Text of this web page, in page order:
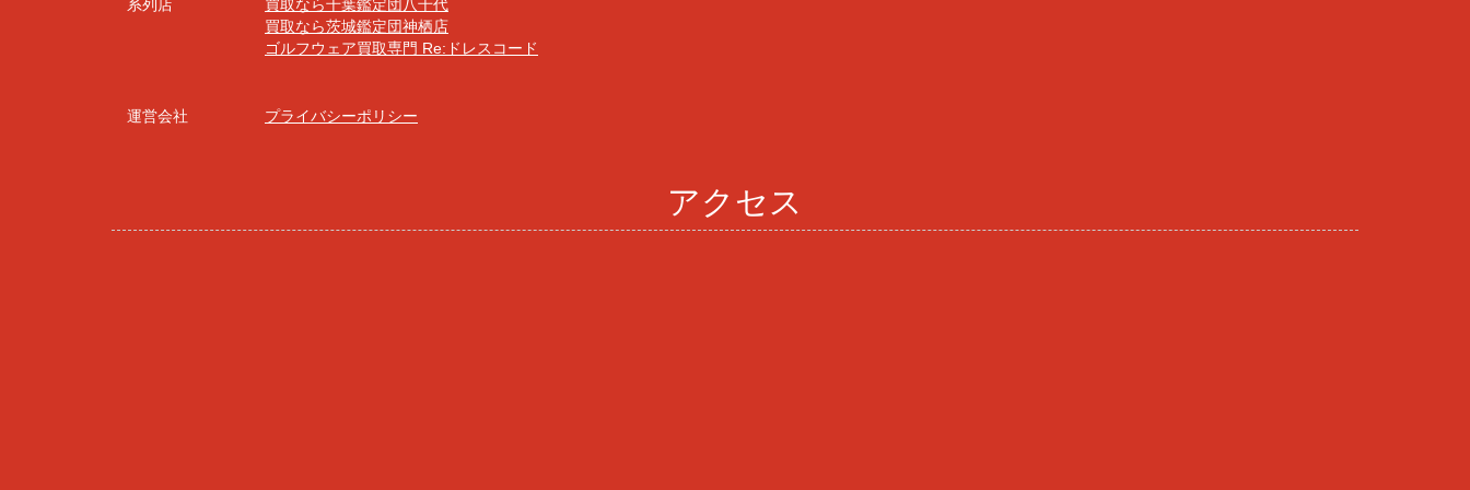
系列店
買取なら千葉鑑定団八千代
買取なら茨城鑑定団神栖店
ゴルフウェア買取専門 Re:ドレスコード
運営会社 プライバシーポリシー
アクセス